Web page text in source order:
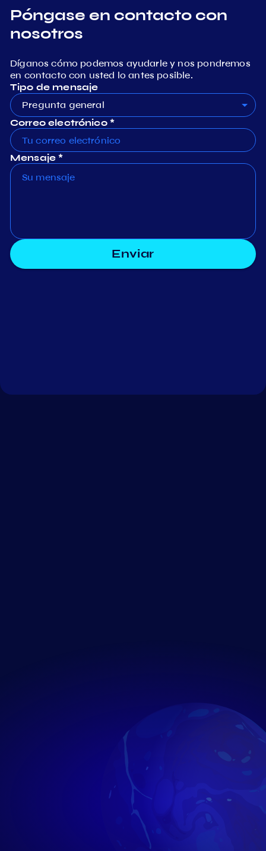
Póngase en contacto con
nosotros
Díganos cómo podemos ayudarle y nos pondremos
en contacto con usted lo antes posible.
Tipo de mensaje
Pregunta general
Correo electrónico *
Mensaje *
Enviar